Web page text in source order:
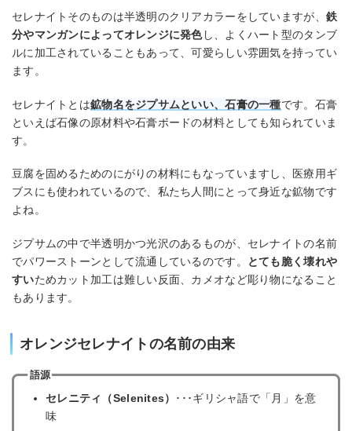
セレナイトそのものは半透明のクリアカラーをしていますが、 鉄
分やマンガンによってオレンジに発色し、よくハート型のタンブ
ルに加工されていることもあって、可愛らしい雰囲気を持ってい
ます。
セレナイトとは鉱物名をジプサムといい、石膏の一種です。石膏
といえば石像の原材料や石膏ボードの材料としても知られていま
す。
豆腐を固めるためのにがりの材料にもなっていますし、医療用ギ
ブスにも使われているので、私たち人間にとって身近な鉱物です
よね。
ジプサムの中で半透明かつ光沢のあるものが、セレナイトの名前
でパワーストーンとして流通しているのです。
とても脆く壊れや
すいためカット加工は難しい反面、カメオなど彫り物になること
もあります。
オレンジセレナイトの名前の由来
語源
セレニティ（Selenites） ･･･ギリシャ語で「月」を意
味